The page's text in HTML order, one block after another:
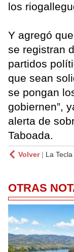
los
Y agregó
se registran
partidos
que sean
se pongan
gobiernen”,
alerta de
Taboada.
Volver| La
OTRAS